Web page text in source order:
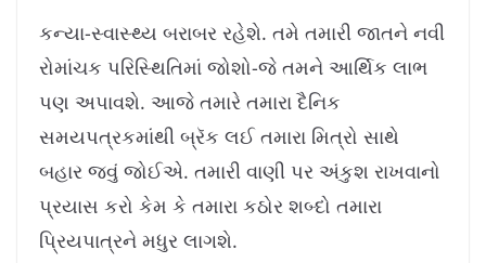
કન્યા-સ્વાસ્થ્ય બરાબર રહેશે. તમે તમારી જાતને નવી
રોમાંચક પરિસ્થિતિમાં જોશો-જે તમને આર્થિક લાભ
પણ અપાવશે. આજે તમારે તમારા દૈનિક
સમયપત્રકમાંથી બ્રૅક લઈ તમારા મિત્રો સાથે
બહાર જવું જોઈએ. તમારી વાણી પર અંકુશ રાખવાનો
પ્રયાસ કરો કેમ કે તમારા કઠોર શબ્દો તમારા
પ્રિયપાત્રને મધુર લાગશે.